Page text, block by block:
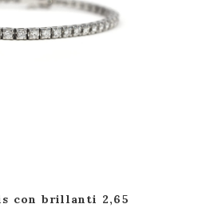
con brillanti 2,65